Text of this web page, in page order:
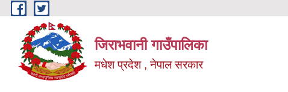
Skip to main content
जिराभवानी गाउँपालिका
मधेश प्रदेश , नेपाल सरकार